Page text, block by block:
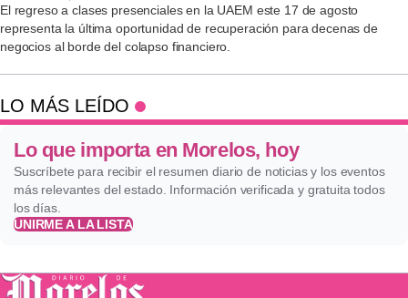
El regreso a clases presenciales en la UAEM este 17 de agosto
representa la última oportunidad de recuperación para decenas de
negocios al borde del colapso financiero.
LO MÁS LEÍDO
Lo que importa en Morelos, hoy
Suscríbete para recibir el resumen diario de noticias y los eventos
más relevantes del estado. Información verificada y gratuita todos
los días.
UNIRME A LA LISTA